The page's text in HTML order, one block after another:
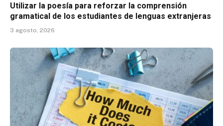
Utilizar la poesía para reforzar la comprensión
gramatical de los estudiantes de lenguas extranjeras
3 agosto, 2026